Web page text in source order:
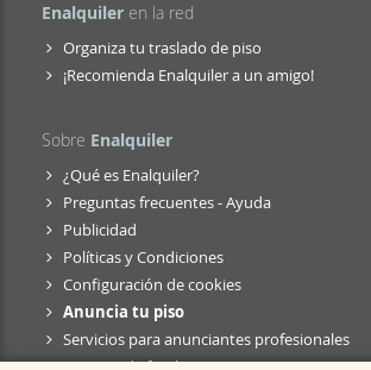
Enalquiler en la red
Organiza tu traslado de piso
¡Recomienda Enalquiler a un amigo!
Sobre Enalquiler
¿Qué es Enalquiler?
Preguntas frecuentes - Ayuda
Publicidad
Políticas y Condiciones
Configuración de cookies
Anuncia tu piso
Servicios para anunciantes profesionales